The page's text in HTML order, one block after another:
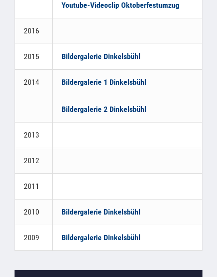
Youtube-Videoclip Oktoberfestumzug
2016
2015 Bildergalerie Dinkelsbühl
2014 Bildergalerie 1 Dinkelsbühl
Bildergalerie 2 Dinkelsbühl
2013
2012
2011
2010 Bildergalerie Dinkelsbühl
2009 Bildergalerie Dinkelsbühl